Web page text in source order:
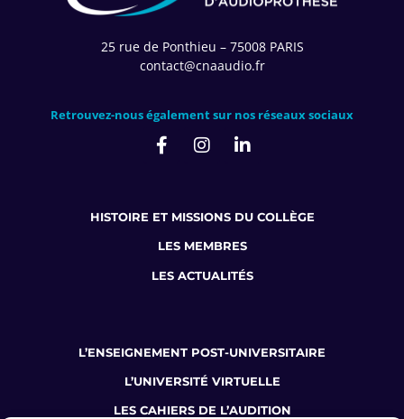
25 rue de Ponthieu – 75008 PARIS
contact@cnaaudio.fr
Retrouvez-nous également sur nos réseaux sociaux
HISTOIRE ET MISSIONS DU COLLÈGE
LES MEMBRES
LES ACTUALITÉS
L’ENSEIGNEMENT POST-UNIVERSITAIRE
L’UNIVERSITÉ VIRTUELLE
LES CAHIERS DE L’AUDITION